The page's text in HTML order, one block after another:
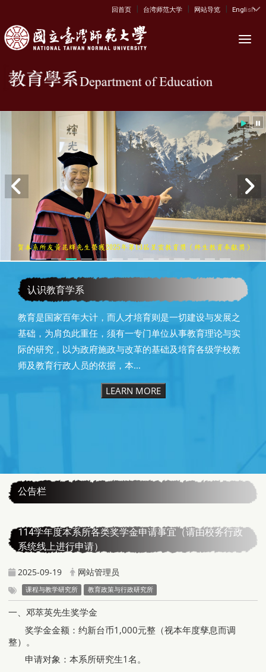
:::
回首页 | 台湾师范大学 | 网站导览 | English
认识教育学系
教育是国家百年大计，而人才培育则是一切建设与发展之
基础，为肩负此重任，须有一专门单位从事教育理论与实
际的研究，以为政府施政与改革的基础及培育各级学校教
师及教育行政人员的依据，本...
LEARN MORE
公告栏
114学年度本系所各类奖学金申请事宜（请由校务行政
系统线上进行申请）
2025-09-19 网站管理员
课程与教学研究所 教育政策与行政研究所
一、邓萃英先生奖学金
奖学金金额：约新台币1,000元整（视本年度孳息而调
整）。
申请对象：本系所研究生1名。